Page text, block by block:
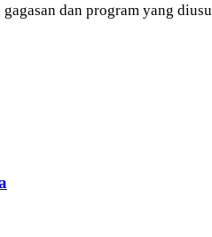
dan program yang